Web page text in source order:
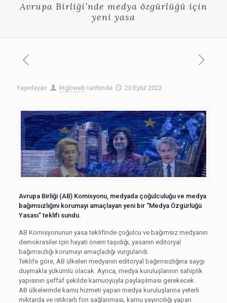
Avrupa Birliği’nde medya özgürlüğü için
yeni yasa
Yayınlayan ktgbweb tarihinde 20 Eylül 2022
Avrupa Birliği (AB) Komisyonu, medyada çoğulculuğu ve medya
bağımsızlığını korumayı amaçlayan yeni bir “Medya Özgürlüğü
Yasası” teklifi sundu.
AB Komisyonunun yasa teklifinde çoğulcu ve bağımsız medyanın
demokrasiler için hayati önem taşıdığı, yasanın editoryal
bağımsızlığı korumayı amaçladığı vurgulandı.
Teklife göre, AB ülkeleri medyanın editoryal bağımsızlığına saygı
duymakla yükümlü olacak. Ayrıca, medya kuruluşlarının sahiplik
yapısının şeffaf şekilde kamuoyuyla paylaşılması gerekecek.
AB ülkelerinde kamu hizmeti yapan medya kuruluşlarına yeterli
miktarda ve istikrarlı fon sağlanması, kamu yayıncılığı yapan